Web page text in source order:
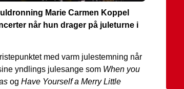
Marie Carmen Koppel
når hun drager på juleturne i
med varm julestemning når
yndlings julesange som When you
og Have Yourself a Merry Little